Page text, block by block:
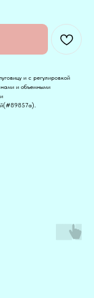
и с регулировкой
и объемными